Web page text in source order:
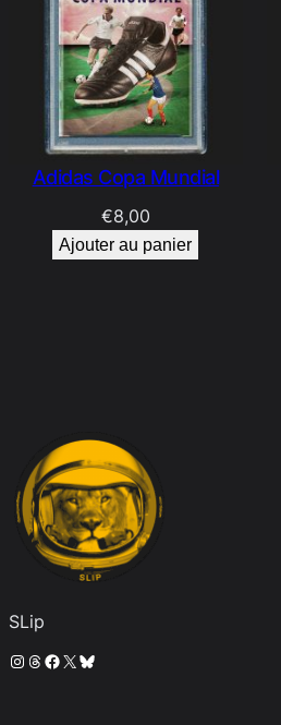
Adidas Copa Mundial
€8,00
Ajouter au panier
SLip
Instagram
Threads
Facebook
X Bluesky